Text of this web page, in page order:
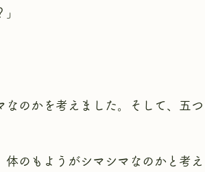
のかを考えました。そして、五つ
のもようがシマシマなのかと考え